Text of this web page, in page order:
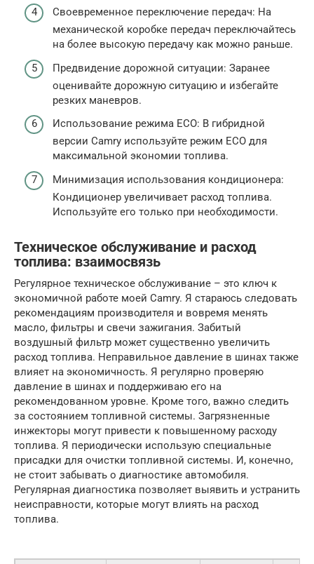
Своевременное переключение передач: На
механической коробке передач переключайтесь
на более высокую передачу как можно раньше.
Предвидение дорожной ситуации: Заранее
оценивайте дорожную ситуацию и избегайте
резких маневров.
Использование режима ECO: В гибридной
версии Camry используйте режим ECO для
максимальной экономии топлива.
Минимизация использования кондиционера:
Кондиционер увеличивает расход топлива.
Используйте его только при необходимости.
Техническое обслуживание и расход
топлива: взаимосвязь
Регулярное техническое обслуживание – это ключ к
экономичной работе моей Camry. Я стараюсь следовать
рекомендациям производителя и вовремя менять
масло, фильтры и свечи зажигания. Забитый
воздушный фильтр может существенно увеличить
расход топлива. Неправильное давление в шинах также
влияет на экономичность. Я регулярно проверяю
давление в шинах и поддерживаю его на
рекомендованном уровне. Кроме того, важно следить
за состоянием топливной системы. Загрязненные
инжекторы могут привести к повышенному расходу
топлива. Я периодически использую специальные
присадки для очистки топливной системы. И, конечно,
не стоит забывать о диагностике автомобиля.
Регулярная диагностика позволяет выявить и устранить
неисправности, которые могут влиять на расход
топлива.